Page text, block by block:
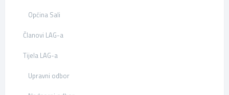
Općina Sali
Članovi LAG-a
Tijela LAG-a
Upravni odbor